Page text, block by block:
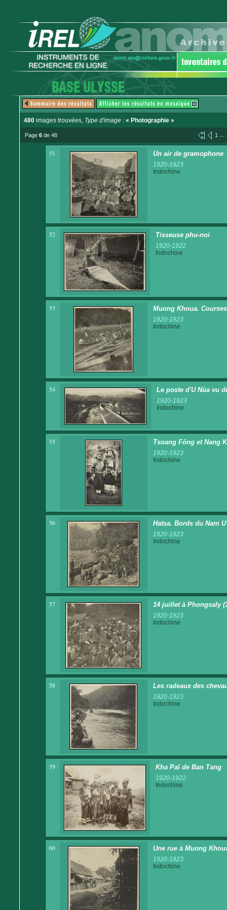
480 images trouvées, Type d'image : « Photographie »
Page 6 de 48 1 ...
51 Un air de gramophone
1920-1923
Indochine
52 Tisseuse phu-noi
1920-1922
Indochine
53 Muong Khoua.
1920-1923
Indochine
54 Le poste d'U Nùa vu
1920-1923
Indochine
55 Tsoang Fông et Nang
1920-1923
Indochine
56 Hatsa. Bords du Nam U
1920-1923
Indochine
57 14 juillet à Phongsaly
1920-1923
Indochine
58 Les radeaux des
1920-1923
Indochine
59 Kha Paï de Ban Tang
1920-1922
Indochine
60 Une rue à Muong
1920-1923
Indochine